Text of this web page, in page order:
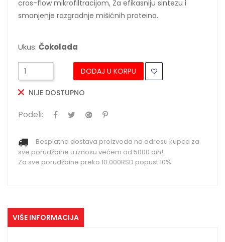
cros-flow mikrofiltracijom, Za efikasniju sintezu i
smanjenje razgradnje mišićnih proteina.
Ukus: Čokolada
DODAJ U KORPU
NIJE DOSTUPNO
Podeli:
Besplatna dostava proizvoda na adresu kupca za
sve porudžbine u iznosu većem od 5000 din!
Za sve porudžbine preko 10.000RSD popust 10%.
VIŠE INFORMACIJA